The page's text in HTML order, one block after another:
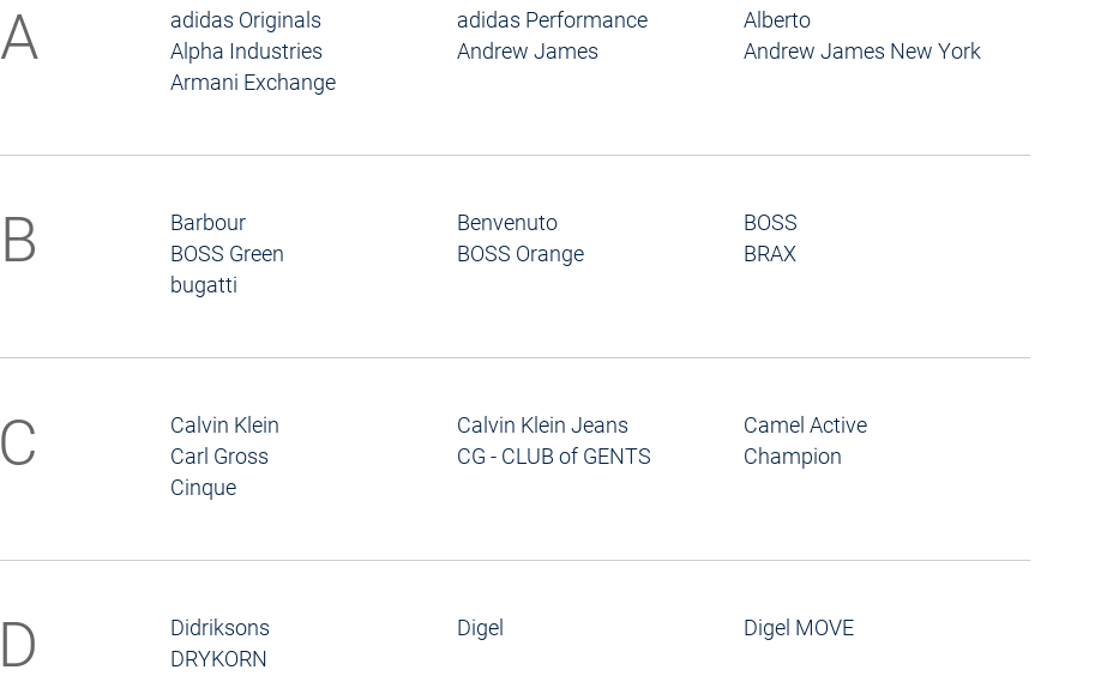
A adidas Originals adidas Performance
Alberto
Alpha Industries
Andrew James
Andrew James New York
Armani Exchange
B Barbour Benvenuto
BOSS
BOSS Green
BOSS Orange
BRAX
bugatti
C Calvin Klein Calvin Klein Jeans
Camel Active
Carl Gross
CG - CLUB of GENTS
Champion
Cinque
D Didriksons Digel
Digel MOVE
DRYKORN